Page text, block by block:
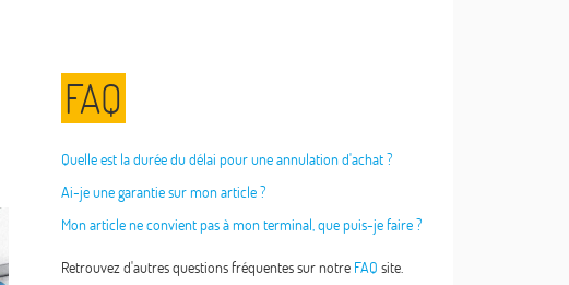
FAQ
Quelle est la durée du délai pour une annulation d'achat ?
Ai-je une garantie sur mon article ?
Mon article ne convient pas à mon terminal, que puis-je faire ?
Retrouvez d'autres questions fréquentes sur notre FAQ site.